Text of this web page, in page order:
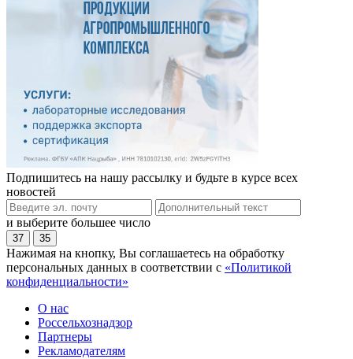
Подпишитесь на нашу рассылку и будьте в курсе всех
новостей
и выберите большее число
37 35
Нажимая на кнопку, Вы соглашаетесь на обработку
персональных данных в соответствии с «Политикой
конфиденциальности»
О нас
Россельхознадзор
Партнеры
Рекламодателям